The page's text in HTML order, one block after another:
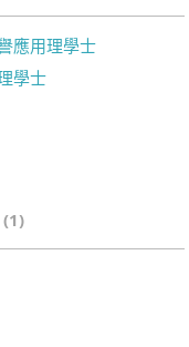
應用理學士
學士
(1)